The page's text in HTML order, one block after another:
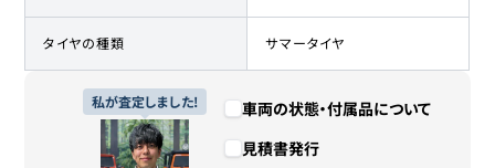
タイヤの種類 サマータイヤ
私が査定しました!
車両の状態・付属品について
見積書発行